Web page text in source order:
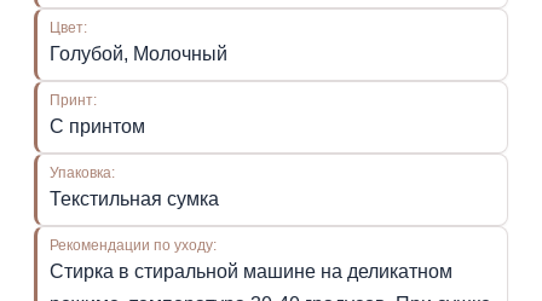
Цвет:
Голубой, Молочный
Принт:
С принтом
Упаковка:
Текстильная сумка
Рекомендации по уходу:
Стирка в стиральной машине на деликатном